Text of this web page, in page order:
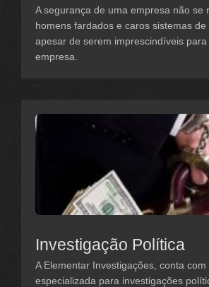
A segurança de uma empresa não se
homens fardados e caros sistemas de
apesar de serem imprescindíveis
empresa.
Investigação Política
A Elementar Investigações, conta com
especializada para investigações